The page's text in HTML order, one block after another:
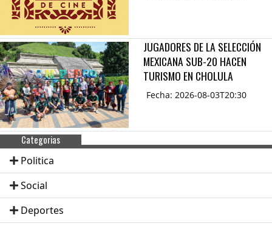
JUGADORES DE LA SELECCIÓN
MEXICANA SUB-20 HACEN
TURISMO EN CHOLULA
Fecha: 2026-08-03T20:30
Categorias
Politica
Social
Deportes